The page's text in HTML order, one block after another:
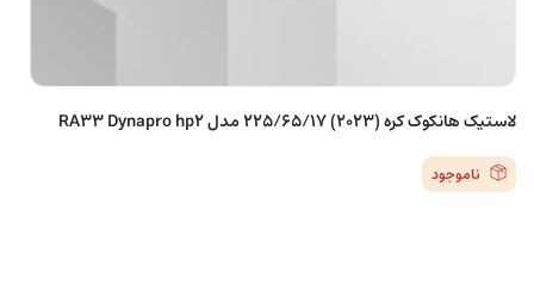
لاستیک هانکوک کره (2023) 225/65/17 مدل RA33 Dynapro hp2
ناموجود